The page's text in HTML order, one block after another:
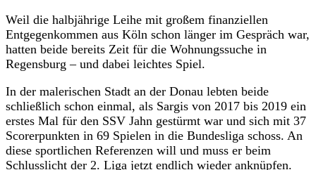
Weil die halbjährige Leihe mit großem finanziellen
Entgegenkommen aus Köln schon länger im Gespräch war,
hatten beide bereits Zeit für die Wohnungssuche in
Regensburg – und dabei leichtes Spiel.
In der malerischen Stadt an der Donau lebten beide
schließlich schon einmal, als Sargis von 2017 bis 2019 ein
erstes Mal für den SSV Jahn gestürmt war und sich mit 37
Scorerpunkten in 69 Spielen in die Bundesliga schoss. An
diese sportlichen Referenzen will und muss er beim
Schlusslicht der 2. Liga jetzt endlich wieder anknüpfen.